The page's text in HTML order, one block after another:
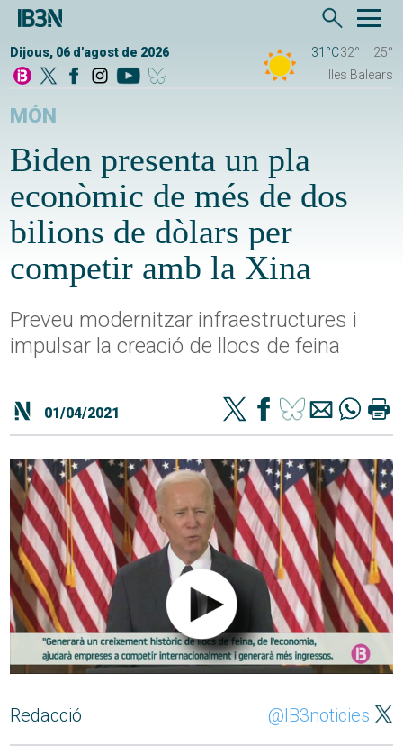
Dijous, 06 d'agost de 2026 31°C32°
25°
Illes Balears
MÓN
Biden presenta un pla
econòmic de més de dos
bilions de dòlars per
competir amb la Xina
Preveu modernitzar infraestructures i
impulsar la creació de llocs de feina
01/04/2021
Redacció @IB3noticies